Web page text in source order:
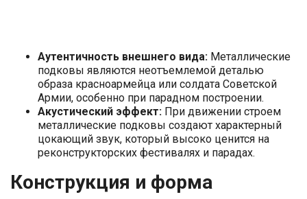
Аутентичность внешнего вида: Металлические
подковы являются неотъемлемой деталью
образа красноармейца или солдата Советской
Армии, особенно при парадном построении.
Акустический эффект: При движении строем
металлические подковы создают характерный
цокающий звук, который высоко ценится на
реконструкторских фестивалях и парадах.
Конструкция и форма